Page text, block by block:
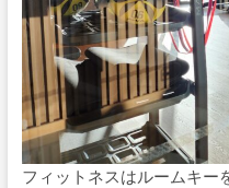
フィットネスはルームキー